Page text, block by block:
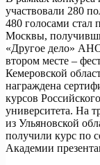
участвовали 280
480 голосами стал
Москвы,
«Другое дело»
втором месте –
Кемеровской
награждена
курсов
университета. На
из Ульяновской
получили курс по
Академии